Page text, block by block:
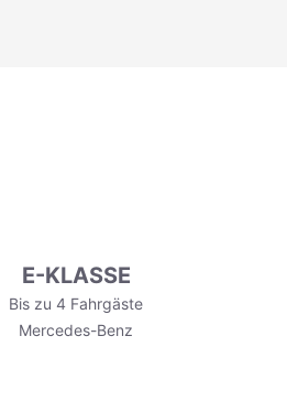
E-KLASSE
Bis zu 4 Fahrgäste
Mercedes-Benz